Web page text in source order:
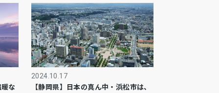
な
2024.10.17
【静岡県】日本の真ん中・浜松市は、